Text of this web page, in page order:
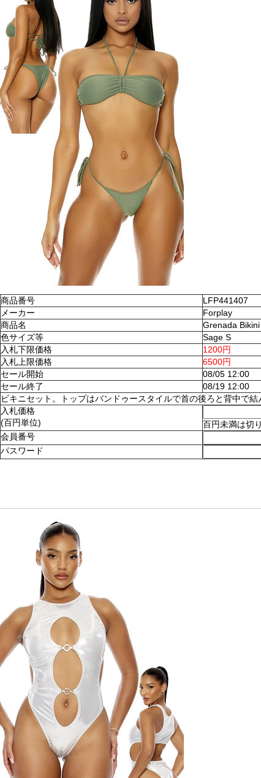
商品番号
LFP441407
メーカー
Forplay
商品名
Grenada
色サイズ等
Sage S
入札下限価格
1200円
入札上限価格
6500円
セール開始
08/05 12:00
セール終了
08/19 12:00
ビキニセット。トップはバンドゥースタイルで首の後ろと背中で
入札価格
(百円単位)
百円未満は切
会員番号
パスワード